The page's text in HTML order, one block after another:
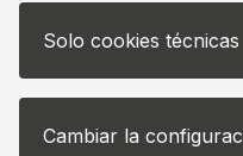
LinkedIn Se
X Se
© 2026 ecityclic
Solo cookies técnicas
Cambiar la